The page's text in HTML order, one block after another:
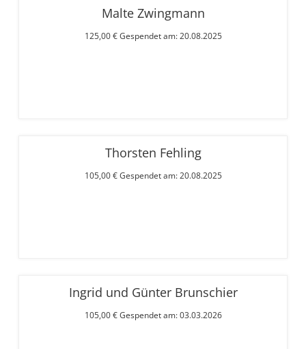
Malte Zwingmann
125,00 € Gespendet am: 20.08.2025
Thorsten Fehling
105,00 € Gespendet am: 20.08.2025
Ingrid und Günter Brunschier
105,00 € Gespendet am: 03.03.2026